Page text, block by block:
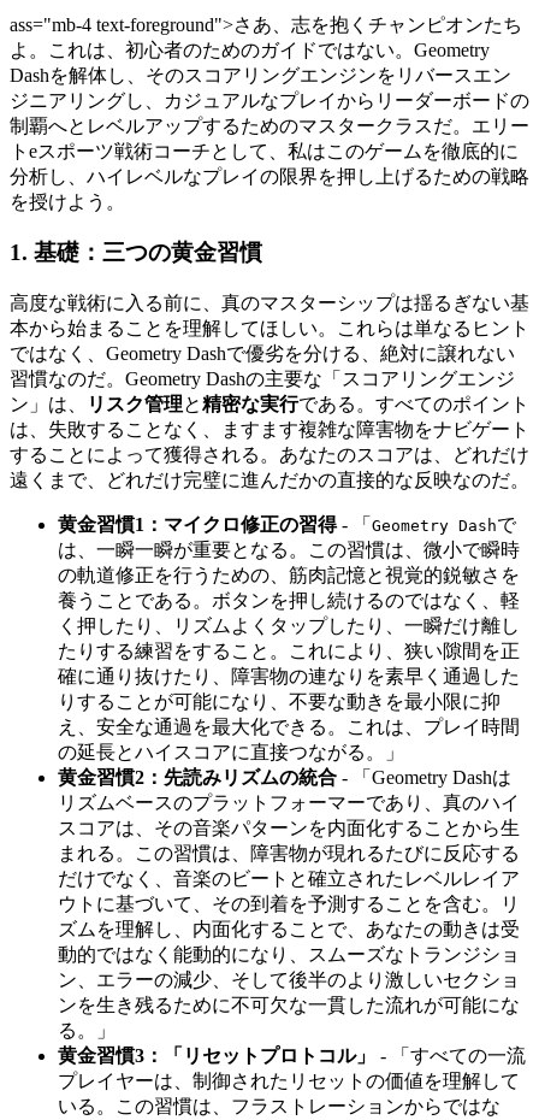
ass="mb-4 text-foreground">さあ、志を抱くチャンピオンたち
よ。これは、初心者のためのガイドではない。Geometry
Dashを解体し、そのスコアリングエンジンをリバースエン
ジニアリングし、カジュアルなプレイからリーダーボードの
制覇へとレベルアップするためのマスタークラスだ。エリー
トeスポーツ戦術コーチとして、私はこのゲームを徹底的に
分析し、ハイレベルなプレイの限界を押し上げるための戦略
を授けよう。
1. 基礎：三つの黄金習慣
高度な戦術に入る前に、真のマスターシップは揺るぎない基
本から始まることを理解してほしい。これらは単なるヒント
ではなく、Geometry Dashで優劣を分ける、絶対に譲れない
習慣なのだ。Geometry Dashの主要な「スコアリングエンジ
ン」は、
リスク管理と精密な実行である。すべてのポイント
は、失敗することなく、ますます複雑な障害物をナビゲート
することによって獲得される。あなたのスコアは、どれだけ
遠くまで、どれだけ完璧に進んだかの直接的な反映なのだ。
黄金習慣1：マイクロ修正の習得- 「 Geometry Dashで
は、一瞬一瞬が重要となる。この習慣は、微小で瞬時
の軌道修正を行うための、筋肉記憶と視覚的鋭敏さを
養うことである。ボタンを押し続けるのではなく、軽
く押したり、リズムよくタップしたり、一瞬だけ離し
たりする練習をすること。これにより、狭い隙間を正
確に通り抜けたり、障害物の連なりを素早く通過した
りすることが可能になり、不要な動きを最小限に抑
え、安全な通過を最大化できる。これは、プレイ時間
の延長とハイスコアに直接つながる。」
黄金習慣2：先読みリズムの統合 - 「Geometry Dashは
リズムベースのプラットフォーマーであり、真のハイ
スコアは、その音楽パターンを内面化することから生
まれる。この習慣は、障害物が現れるたびに反応する
だけでなく、音楽のビートと確立されたレベルレイア
ウトに基づいて、その到着を予測することを含む。リ
ズムを理解し、内面化することで、あなたの動きは受
動的ではなく能動的になり、スムーズなトランジショ
ン、エラーの減少、そして後半のより激しいセクショ
ンを生き残るために不可欠な一貫した流れが可能にな
る。」
黄金習慣3：「リセットプロトコル」
- 「すべての一流
プレイヤーは、制御されたリセットの価値を理解して
いる。この習慣は、フラストレーションからではな